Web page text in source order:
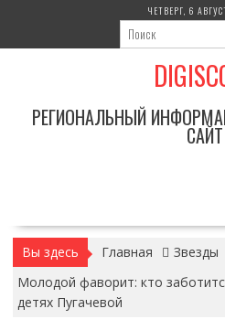
содержимому
ЧЕТВЕРГ, 6
РЕГИОНАЛЬНЫЙ
САЙТ
Вы здесь Главная
Звезды
Молодой фаворит: кто
детях Пугачевой